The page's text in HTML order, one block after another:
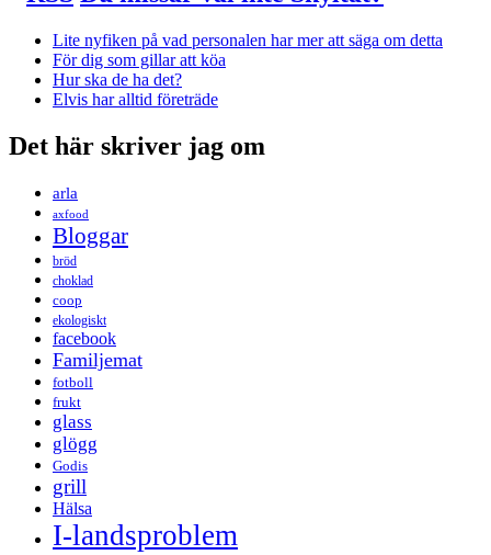
Lite nyfiken på vad personalen har mer att säga om detta
För dig som gillar att köa
Hur ska de ha det?
Elvis har alltid företräde
Det här skriver jag om
arla
axfood
Bloggar
bröd
choklad
coop
ekologiskt
facebook
Familjemat
fotboll
frukt
glass
glögg
Godis
grill
Hälsa
I-landsproblem